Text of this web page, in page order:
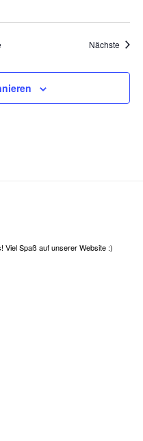
Nächste
Viel Spaß auf unserer Website :)